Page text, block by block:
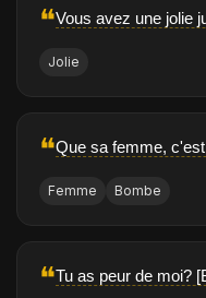
❝Vous avez une jolie
Jolie
❝Que sa femme,
Femme Bombe
❝Tu as peur de moi?